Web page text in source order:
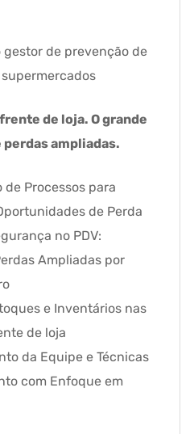
de prevenção de
de loja. O grande
ampliadas.
de Processos para
de Perda
no PDV:
Ampliadas por
e Inventários nas
de loja
da Equipe e Técnicas
com Enfoque em